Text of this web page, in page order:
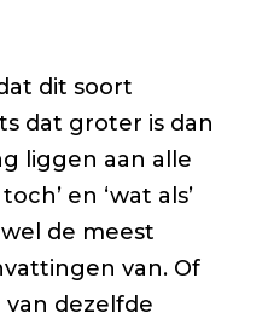
dit soort
dat groter is dan
liggen aan alle
en ‘wat als’
de meest
van. Of
dezelfde